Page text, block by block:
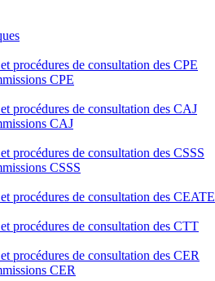
procédures de consultation des CPE
CPE
procédures de consultation des CAJ
CAJ
procédures de consultation des CSSS
CSSS
procédures de consultation des CEATE
procédures de consultation des CTT
procédures de consultation des CER
CER